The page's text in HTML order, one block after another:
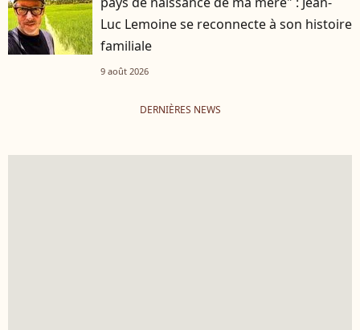
Luc Lemoine se reconnecte à son histoire
familiale
9 août 2026
DERNIÈRES NEWS